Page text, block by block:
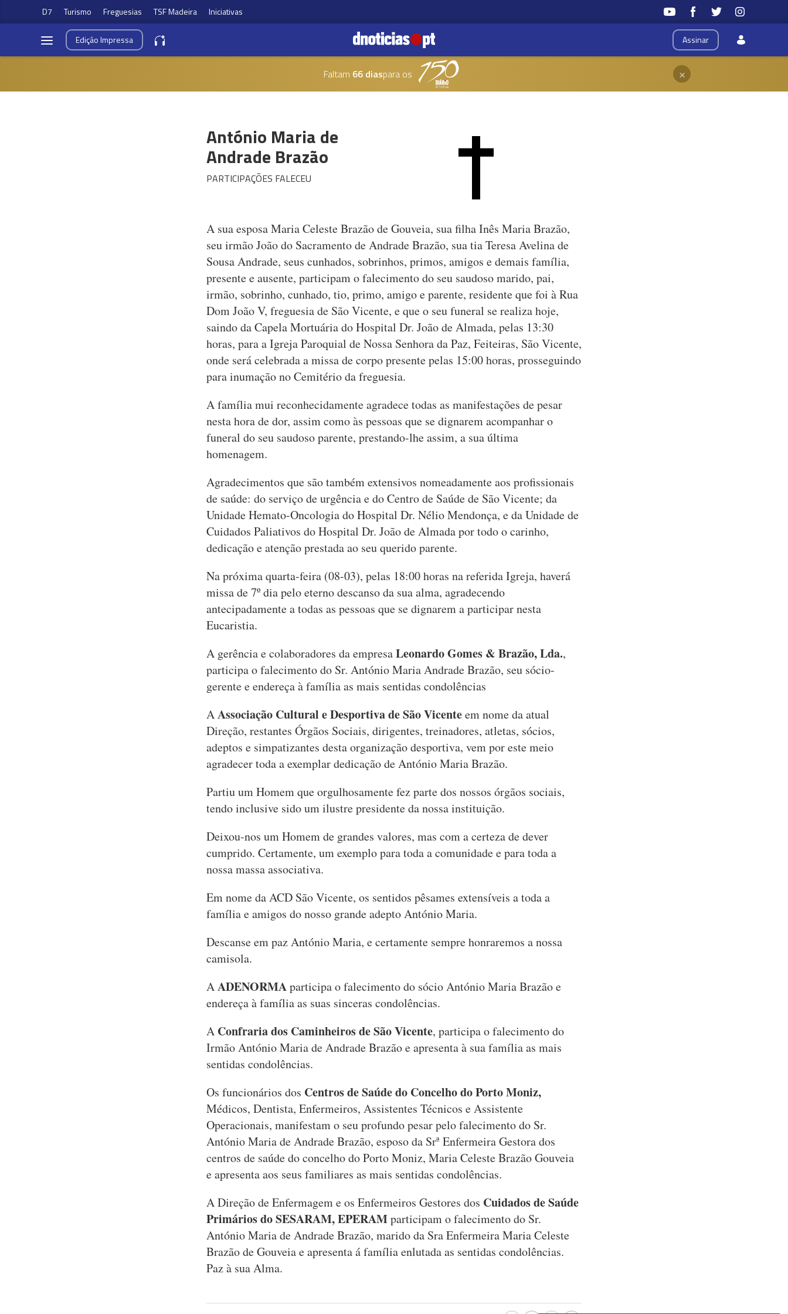
D7 Turismo Freguesias TSF Madeira Iniciativas
Assinar
EdiçãoImpressa
Faltam 66 diaspara os ×
António Maria de
Andrade Brazão
PARTICIPAÇÕES FALECEU
A sua esposa Maria Celeste Brazão de Gouveia, sua filha Inês Maria Brazão,
seu irmão João do Sacramento de Andrade Brazão, sua tia Teresa Avelina de
Sousa Andrade, seus cunhados, sobrinhos, primos, amigos e demais família,
presente e ausente, participam o falecimento do seu saudoso marido, pai,
irmão, sobrinho, cunhado, tio, primo, amigo e parente, residente que foi à Rua
Dom João V, freguesia de São Vicente, e que o seu funeral se realiza hoje,
saindo da Capela Mortuária do Hospital Dr. João de Almada, pelas 13:30
horas, para a Igreja Paroquial de Nossa Senhora da Paz, Feiteiras, São Vicente,
onde será celebrada a missa de corpo presente pelas 15:00 horas, prosseguindo
para inumação no Cemitério da freguesia.
A família mui reconhecidamente agradece todas as manifestações de pesar
nesta hora de dor, assim como às pessoas que se dignarem acompanhar o
funeral do seu saudoso parente, prestando-lhe assim, a sua última
homenagem.
Agradecimentos que são também extensivos nomeadamente aos profissionais
de saúde: do serviço de urgência e do Centro de Saúde de São Vicente; da
Unidade Hemato-Oncologia do Hospital Dr. Nélio Mendonça, e da Unidade de
Cuidados Paliativos do Hospital Dr. João de Almada por todo o carinho,
dedicação e atenção prestada ao seu querido parente.
Na próxima quarta-feira (08-03), pelas 18:00 horas na referida Igreja, haverá
missa de 7º dia pelo eterno descanso da sua alma, agradecendo
antecipadamente a todas as pessoas que se dignarem a participar nesta
Eucaristia.
A gerência e colaboradores da empresaLeonardo Gomes & Brazão, Lda.,
participa o falecimento do Sr. António Maria Andrade Brazão, seu sócio-
gerente e endereça à família as mais sentidas condolências
AAssociação Cultural e Desportiva de São Vicenteem nome da atual
Direção, restantes Órgãos Sociais, dirigentes, treinadores, atletas, sócios,
adeptos e simpatizantes desta organização desportiva, vem por este meio
agradecer toda a exemplar dedicação de António Maria Brazão.
Partiu um Homem que orgulhosamente fez parte dos nossos órgãos sociais,
tendo inclusive sido um ilustre presidente da nossa instituição.
Deixou-nos um Homem de grandes valores, mas com a certeza de dever
cumprido. Certamente, um exemplo para toda a comunidade e para toda a
nossa massa associativa.
Em nome da ACD São Vicente, os sentidos pêsames extensíveis a toda a
família e amigos do nosso grande adepto António Maria.
Descanse em paz António Maria, e certamente sempre honraremos a nossa
camisola.
AADENORMAparticipa o falecimento do sócio António Maria Brazão e
endereça à família as suas sinceras condolências.
A Confraria dos Caminheiros de São Vicente, participa o falecimento do
Irmão António Maria de Andrade Brazão e apresenta à sua família as mais
sentidas condolências.
Os funcionários dos Centros de Saúde do Concelho do Porto Moniz,
Médicos, Dentista, Enfermeiros, Assistentes Técnicos e Assistente
Operacionais, manifestam o seu profundo pesar pelo falecimento do Sr.
António Maria de Andrade Brazão, esposo da Srª Enfermeira Gestora dos
centros de saúde do concelho do Porto Moniz, Maria Celeste Brazão Gouveia
e apresenta aos seus familiares as mais sentidas condolências.
A Direção de Enfermagem e os Enfermeiros Gestores dos Cuidados de Saúde
Primários do SESARAM, EPERAMparticipam o falecimento do Sr.
António Maria de Andrade Brazão, marido da Sra Enfermeira Maria Celeste
Brazão de Gouveia e apresenta á família enlutada as sentidas condolências.
Paz à sua Alma.